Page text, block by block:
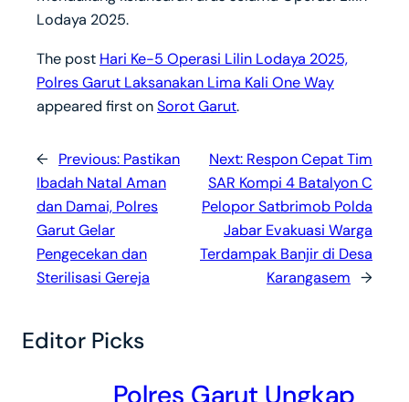
Lodaya 2025.
The post Hari Ke-5 Operasi Lilin Lodaya 2025,
Polres Garut Laksanakan Lima Kali One Way
appeared first onSorot Garut.
← Previous: Pastikan
Ibadah Natal Aman
dan Damai, Polres
Garut Gelar
Pengecekan dan
Sterilisasi Gereja
Next: Respon Cepat Tim
SAR Kompi 4 Batalyon C
Pelopor Satbrimob Polda
Jabar Evakuasi Warga
Terdampak Banjir di Desa
Karangasem →
Editor Picks
Polres Garut Ungkap